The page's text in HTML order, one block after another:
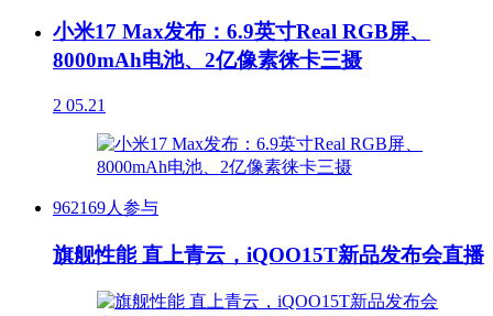
小米17 Max发布：6.9英寸Real RGB屏、
8000mAh电池、2亿像素徕卡三摄
2 05.21
962169人参与
旗舰性能 直上青云，iQOO15T新品发布会直播